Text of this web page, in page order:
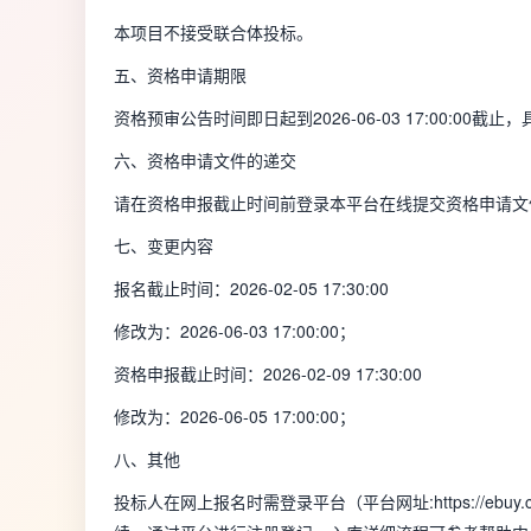
本项目不接受联合体投标。
五、资格申请期限
资格预审公告时间即日起到2026-06-03 17:00:00截止，
六、资格申请文件的递交
请在资格申报截止时间前登录本平台在线提交资格申请
七、变更内容
报名截止时间：2026-02-05 17:30:00
修改为：2026-06-03 17:00:00；
资格申报截止时间：2026-02-09 17:30:00
修改为：2026-06-05 17:00:00；
八、其他
投标人在网上报名时需登录平台（平台网址:https://